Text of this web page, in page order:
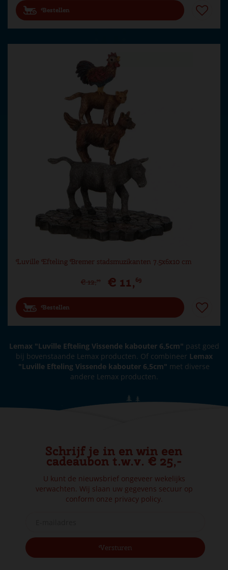
Bestellen
Luville Efteling Bremer stadsmuzikanten 7.5x6x10 cm
€ 12,99 € 11,69
Bestellen
Lemax "Luville Efteling Vissende kabouter 6,5cm" past goed
bij bovenstaande Lemax producten. Of combineer Lemax
"Luville Efteling Vissende kabouter 6,5cm" met diverse
andere Lemax producten.
Schrijf je in en win een
cadeaubon t.w.v. € 25,-
U kunt de nieuwsbrief ongeveer wekelijks
verwachten. Wij slaan uw gegevens secuur op
conform onze privacy policy.